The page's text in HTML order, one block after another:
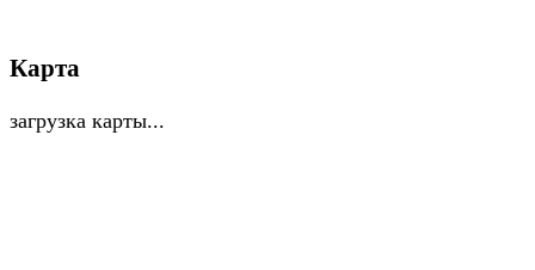
Карта
загрузка карты...